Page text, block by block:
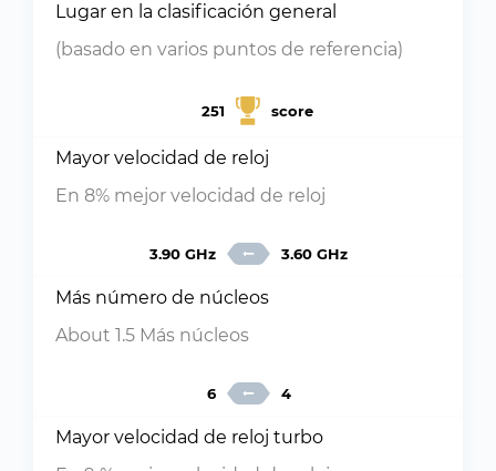
Lugar en la clasificación general
(basado en varios puntos de referencia)
251 score
Mayor velocidad de reloj
En 8% mejor velocidad de reloj
3.90 GHz 3.60 GHz
Más número de núcleos
About 1.5 Más núcleos
6 4
Mayor velocidad de reloj turbo